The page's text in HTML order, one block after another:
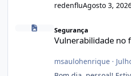
redenfluAgosto 3,
Vulnerabilidade no famoso VOX
Segurança
Vulnerabilidade no
msaulohenrique·